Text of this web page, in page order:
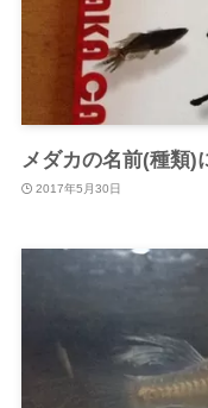
メダカの名前(種類)
2017年5月30日